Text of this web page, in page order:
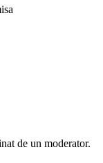
de un moderator.